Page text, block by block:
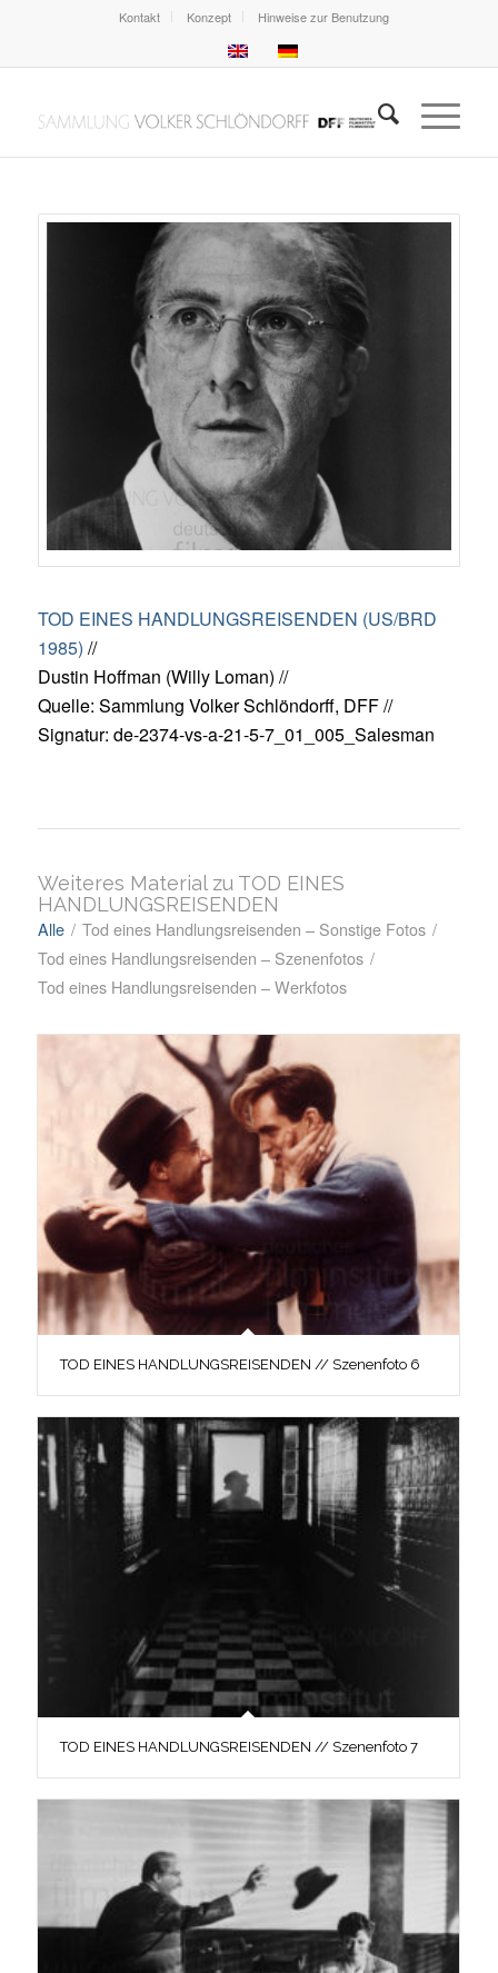
Kontakt Konzept Hinweise zur Benutzung
TOD EINES HANDLUNGSREISENDEN (US/BRD
1985) //
Dustin Hoffman (Willy Loman) //
Quelle: Sammlung Volker Schlöndorff, DFF //
Signatur: de-2374-vs-a-21-5-7_01_005_Salesman
Weiteres Material zu TOD EINES
HANDLUNGSREISENDEN
Alle / Tod eines Handlungsreisenden – Sonstige Fotos /
Tod eines Handlungsreisenden – Szenenfotos /
Tod eines Handlungsreisenden – Werkfotos
TOD EINES HANDLUNGSREISENDEN // Szenenfoto 6
TOD EINES HANDLUNGSREISENDEN // Szenenfoto 7